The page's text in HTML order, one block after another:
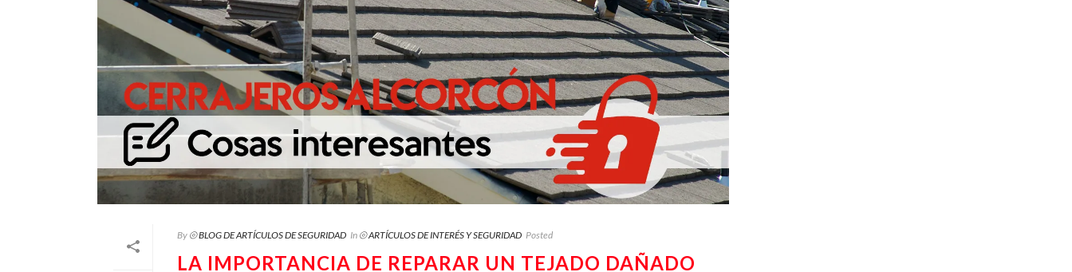
By ⦾ BLOG DE ARTÍCULOS DE SEGURIDAD In ⦾ ARTÍCULOS DE INTERÉS Y SEGURIDAD Posted
LA IMPORTANCIA DE REPARAR UN TEJADO DAÑADO